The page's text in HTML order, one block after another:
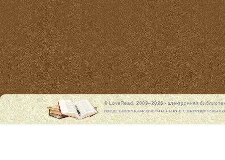
© LoveRead, 2009–2026 - электронная
представлены исключительно в